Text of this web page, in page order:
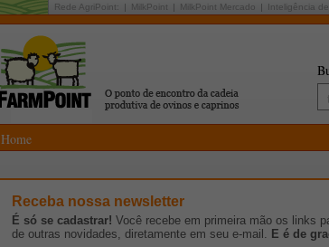
Rede AgriPoint: MilkPoint MilkPoint Mercado Inteligência
Home
Receba nossa newsletter
É só se cadastrar! Você recebe em primeira mão os links
de outras novidades, diretamente em seu e-mail. E é de